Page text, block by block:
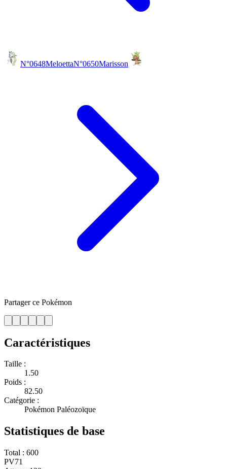
N°0648MeloettaN°0650Marisson
Partager ce Pokémon
Caractéristiques
Taille :
1.50
Poids :
82.50
Catégorie :
Pokémon Paléozoïque
Statistiques de base
Total : 600
PV71